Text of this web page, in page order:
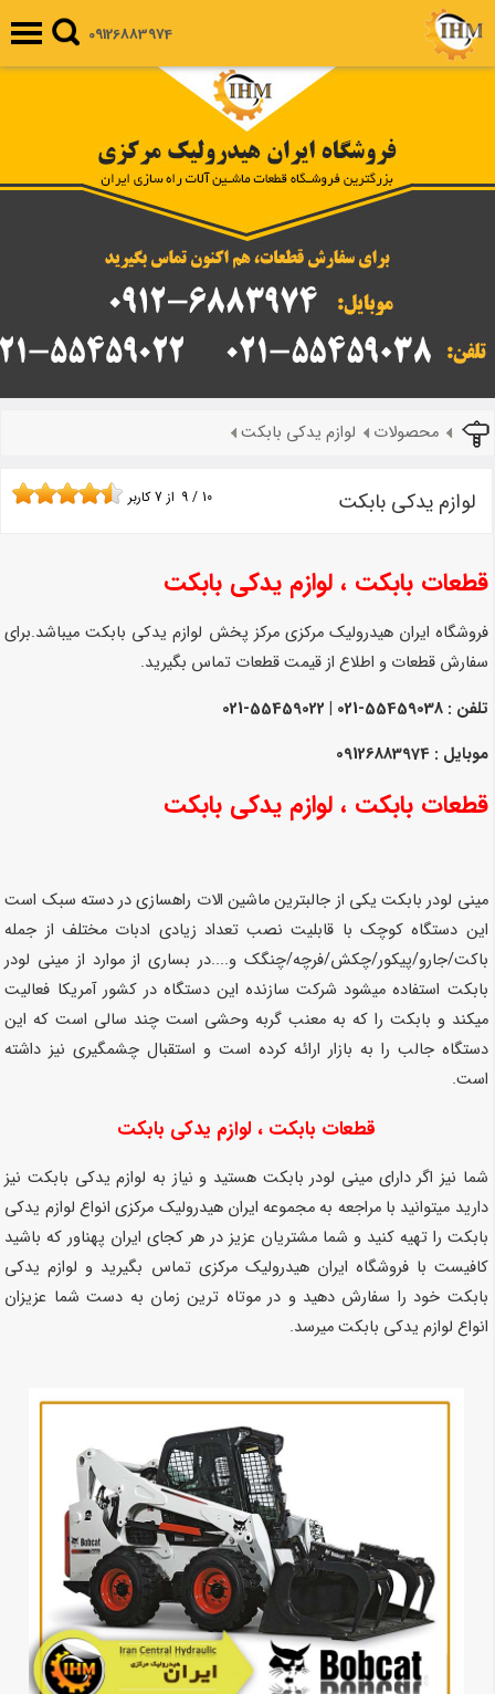
09126883974
محصولات لوازم یدکی بابکت
لوازم یدکی بابکت 9 / 10 از 7کاربر
قطعات بابکت ، لوازم یدکی بابکت
فروشگاه ایران هیدرولیک مرکزی مرکز پخش لوازم یدکی بابکت میباشد.برای
سفارش قطعات و اطلاع از قیمت قطعات تماس بگیرید.
تلفن : 55459038-021 | 55459022-021
موبایل : 09126883974
قطعات بابکت ، لوازم یدکی بابکت
مینی لودر بابکت یکی از جالبترین ماشین الات راهسازی در دسته سبک است
این دستگاه کوچک با قابلیت نصب تعداد زیادی ادبات مختلف از جمله
باکت/جارو/پیکور/چکش/فرچه/چنگک و....در بساری از موارد از مینی لودر
بابکت استفاده میشود شرکت سازنده این دستگاه در کشور آمریکا فعالیت
میکند و بابکت را که به معنب گربه وحشی است چند سالی است که این
دستگاه جالب را به بازار ارائه کرده است و استقبال چشمگیری نیز داشته
است.
قطعات بابکت ، لوازم یدکی بابکت
شما نیز اگر دارای مینی لودر بابکت هستید و نیاز به لوازم یدکی بابکت نیز
دارید میتوانید با مراجعه به مجموعه ایران هیدرولیک مرکزی انواع لوازم یدکی
بابکت را تهیه کنید و شما مشتریان عزیز در هر کجای ایران پهناور که باشید
کافیست با فروشگاه ایران هیدرولیک مرکزی تماس بگیرید و لوازم یدکی
بابکت خود را سفارش دهید و در موتاه ترین زمان به دست شما عزیزان
انواع لوازم یدکی بابکت میرسد.